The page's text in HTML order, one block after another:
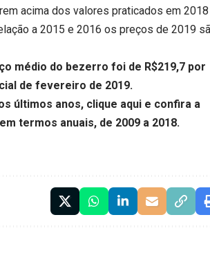
acima dos valores praticados em 2018
a 2015 e 2016 os preços de 2019
médio do bezerro foi de R$219,7 por
de fevereiro de 2019.
últimos anos, clique aqui e confira a
termos anuais, de 2009 a 2018.